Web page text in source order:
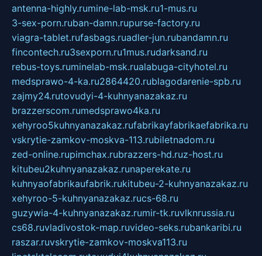
antenna-highly.rumine-lab-msk.ru1-mus.ru
3-sex-porn.ruban-damn.rupurse-factory.ru
viagra-tablet.rufasbags.ruadler-jun.rubandamn.ru
fincontech.ru3sexporn.ru1mus.rudarksand.ru
rebus-toys.ruminelab-msk.rualabuga-cityhotel.ru
medsprawo-4-ka.ru2864420.rublagodarenie-spb.ru
zajmy24.rutovudyi-4-kuhnyanazakaz.ru
brazzerscom.rumedsprawo4ka.ru
xehyroo5kuhnyanazakaz.rufabrikayfabrikaefabrika.ru
vskrytie-zamkov-moskva-113.rubiletnadom.ru
zed-online.rupimchax.rubrazzers-hd.ruz-host.ru
kitubeu2kuhnyanazakaz.runaperekate.ru
kuhnyaofabrikaufabrik.rukitubeu-2-kuhnyanazakaz.ru
xehyroo-5-kuhnyanazakaz.rucs-68.ru
guzywia-4-kuhnyanazakaz.rumir-tk.ruvlknrussia.ru
cs68.ruvladivostok-map.ruvideo-seks.rubankaribi.ru
raszar.ruvskrytie-zamkov-moskva113.ru